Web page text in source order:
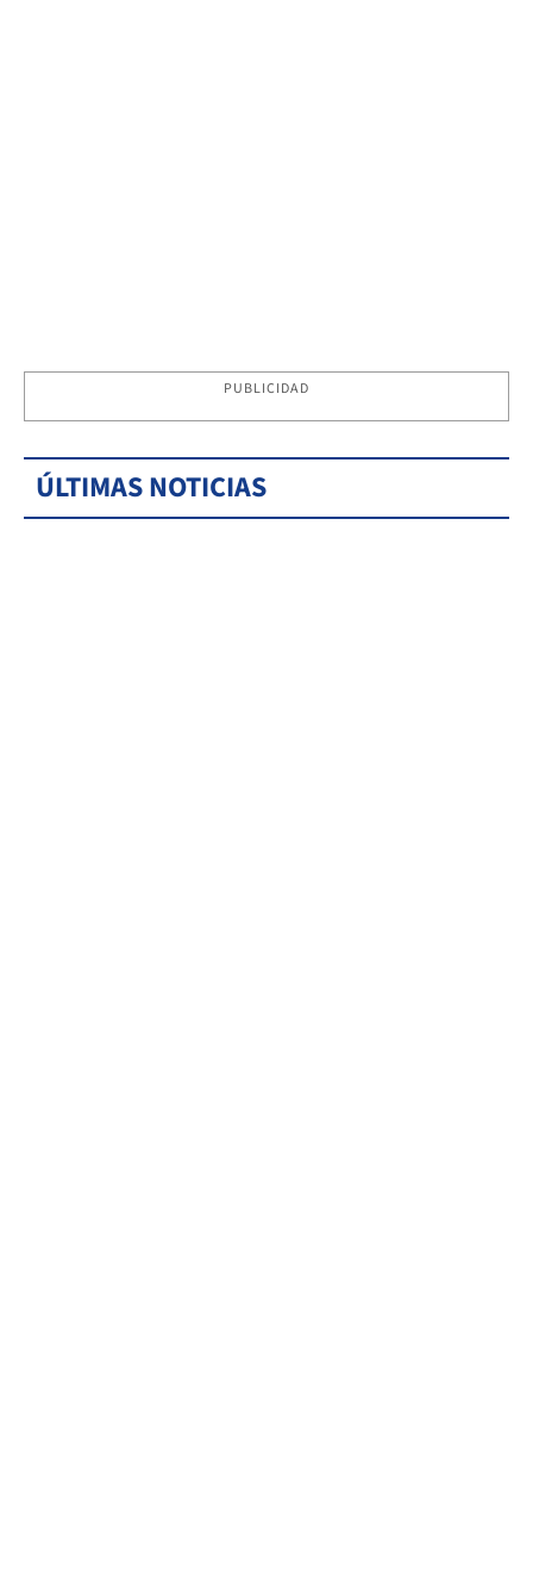
PUBLICIDAD
ÚLTIMAS NOTICIAS